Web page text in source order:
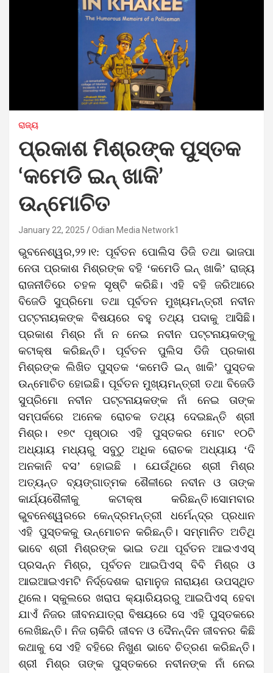
ରାଜ୍ୟ
ପ୍ରକାଶ ମିଶ୍ରଙ୍କ ପୁସ୍ତକ
‘କମେଡି ଇନ୍ ଖାକି’
ଉନ୍ମୋଚିତ
January 22, 2025 Odian Media Network1
ଭୁବନେଶ୍ୱର,୨୨।୧: ପୂର୍ବତନ ପୋଲିସ ଡିଜି ତଥା ଭାଜପା
ନେତା ପ୍ରକାଶ ମିଶ୍ରଙ୍କ ବହି ‘କମେଡି ଇନ୍‌ ଖାକି’ ରାଜ୍ୟ
ରାଜନୀତିରେ ଚହଳ ସୃଷ୍ଟି କରିଛି। ଏହି ବହି ଜରିଆରେ
ବିଜେଡି ସୁପ୍ରିମୋ ତଥା ପୂର୍ବତନ ମୁଖ୍ୟମନ୍ତ୍ରୀ ନବୀନ
ପଟ୍ଟନାୟକଙ୍କ ବିଷୟରେ ବହୁ ତଥ୍ୟ ପଦାକୁ ଆସିଛି।
ପ୍ରକାଶ ମିଶ୍ର ନାଁ ନ ନେଇ ନବୀନ ପଟ୍ଟନାୟକଙ୍କୁ
କଟାକ୍ଷ କରିଛନ୍ତି। ପୂର୍ବତନ ପୁଲିସ ଡିଜି ପ୍ରକାଶ
ମିଶ୍ରଙ୍କ ଲିଖିତ ପୁସ୍ତକ ‘କମେଡି ଇନ୍ ଖାକି’ ପୁସ୍ତକ
ଉନ୍ମୋଚିତ ହୋଇଛି। ପୂର୍ବତନ ମୁଖ୍ୟମନ୍ତ୍ରୀ ତଥା ବିଜେଡି
ସୁପ୍ରିମୋ ନବୀନ ପଟ୍ଟନାୟକଙ୍କ ନାଁ ନେଇ ତାଙ୍କ
ସମ୍ପର୍କରେ ଅନେକ ରୋଚକ ତଥ୍ୟ ଦେଇଛନ୍ତି ଶ୍ରୀ
ମିଶ୍ର। ୧୭୯ ପୃଷ୍ଠାର ଏହି ପୁସ୍ତକର ମୋଟ ୧୦ଟି
ଅଧ୍ୟାୟ ମଧ୍ୟରୁ ସବୁଠୁ ଅଧିକ ରୋଚକ ଅଧ୍ୟାୟ ‘ଦି
ଅନକାନି ବସ’ ହୋଇଛି । ଯେଉଁଥିରେ ଶ୍ରୀ ମିଶ୍ର
ଅତ୍ୟନ୍ତ ବ୍ୟଙ୍ଗାତ୍ମକ ଶୈଳୀରେ ନବୀନ ଓ ତାଙ୍କ
କାର୍ଯ୍ୟଶୈଳୀକୁ କଟାକ୍ଷ କରିଛନ୍ତି।ସୋମବାର
ଭୁବନେଶ୍ୱରରେ କେନ୍ଦ୍ରମନ୍ତ୍ରୀ ଧର୍ମେନ୍ଦ୍ର ପ୍ରଧାନ
ଏହି ପୁସ୍ତକକୁ ଉନ୍ମୋଚନ କରିଛନ୍ତି। ସମ୍ମାନିତ ଅତିଥି
ଭାବେ ଶ୍ରୀ ମିଶ୍ରଙ୍କ ଭାଇ ତଥା ପୂର୍ବତନ ଆଇଏଏସ୍
ପ୍ରସନ୍ନ ମିଶ୍ର, ପୂର୍ବତନ ଆଇପିଏସ୍ ବିବି ମିଶ୍ର ଓ
ଆଇଆଇଏମଟି ନିର୍ଦ୍ଦେଶକ ରାମାନୁଜ ନାରାୟଣ ଉପସ୍ଥିତ
ଥିଲେ। ସ୍କୁଲରେ ଖରାପ କ୍ୟାରିୟରରୁ ଆଇପିଏସ୍ ହେବା
ଯାଏଁ ନିଜର ଜୀବନଯାତ୍ରା ବିଷୟରେ ସେ ଏହି ପୁସ୍ତକରେ
ଲେଖିଛନ୍ତି। ନିଜ ଚାକିରି ଜୀବନ ଓ ଦୈନନ୍ଦିନ ଜୀବନର କିଛି
କଥାକୁ ସେ ଏହି ବହିରେ ନିଖୁଣ ଭାବେ ଚିତ୍ରଣ କରିଛନ୍ତି।
ଶ୍ରୀ ମିଶ୍ର ତାଙ୍କ ପୁସ୍ତକରେ ନବୀନଙ୍କ ନାଁ ନେଇ